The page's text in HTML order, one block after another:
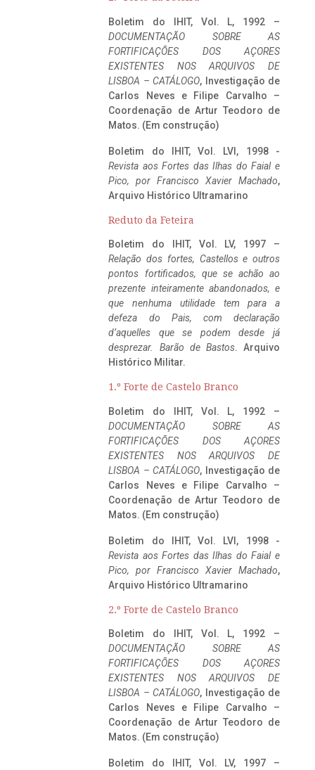
Boletim do IHIT, Vol. L, 1992 –
DOCUMENTAÇÃO SOBRE AS
FORTIFICAÇÕES DOS AÇORES
EXISTENTES NOS ARQUIVOS DE
LISBOA – CATÁLOGO, Investigação de
Carlos Neves e Filipe Carvalho –
Coordenação de Artur Teodoro de
Matos. (Em construção)
Boletim do IHIT, Vol. LVI, 1998 -
Revista aos Fortes das Ilhas do Faial e
Pico, por Francisco Xavier Machado,
Arquivo Histórico Ultramarino
Reduto da Feteira
Boletim do IHIT, Vol. LV, 1997 –
Relação dos fortes, Castellos e outros
pontos fortificados, que se achão ao
prezente inteiramente abandonados, e
que nenhuma utilidade tem para a
defeza do Pais, com declaração
d’aquelles que se podem desde já
desprezar. Barão de Bastos. Arquivo
Histórico Militar.
1.º Forte de Castelo Branco
Boletim do IHIT, Vol. L, 1992 –
DOCUMENTAÇÃO SOBRE AS
FORTIFICAÇÕES DOS AÇORES
EXISTENTES NOS ARQUIVOS DE
LISBOA – CATÁLOGO, Investigação de
Carlos Neves e Filipe Carvalho –
Coordenação de Artur Teodoro de
Matos. (Em construção)
Boletim do IHIT, Vol. LVI, 1998 -
Revista aos Fortes das Ilhas do Faial e
Pico, por Francisco Xavier Machado,
Arquivo Histórico Ultramarino
2.º Forte de Castelo Branco
Boletim do IHIT, Vol. L, 1992 –
DOCUMENTAÇÃO SOBRE AS
FORTIFICAÇÕES DOS AÇORES
EXISTENTES NOS ARQUIVOS DE
LISBOA – CATÁLOGO, Investigação de
Carlos Neves e Filipe Carvalho –
Coordenação de Artur Teodoro de
Matos. (Em construção)
Boletim do IHIT, Vol. LV, 1997 –